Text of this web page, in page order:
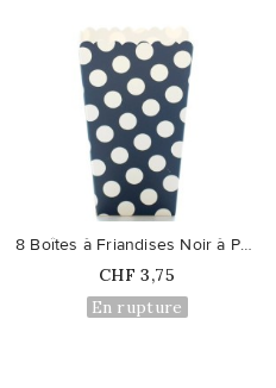
8 Boîtes à Friandises Noir à Pois
Prix
CHF 3,75
En rupture